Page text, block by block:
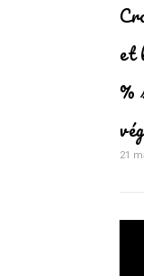
et
%
21